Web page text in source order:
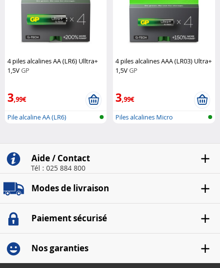
4 piles alcalines AA (LR6) Ulltra+
1,5VGP
3,99€
Pile alcaline AA (LR6)
4 piles alcalines AAA (LR03) Ultra+
1,5VGP
3,99€
Piles alcalines Micro
Aide / Contact
Tél : 025 884 800
Modes de livraison
Paiement sécurisé
Nos garanties